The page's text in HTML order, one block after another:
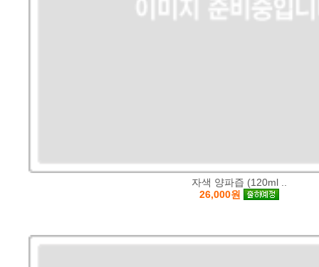
자색 양파즙 (120ml ..
26,000원